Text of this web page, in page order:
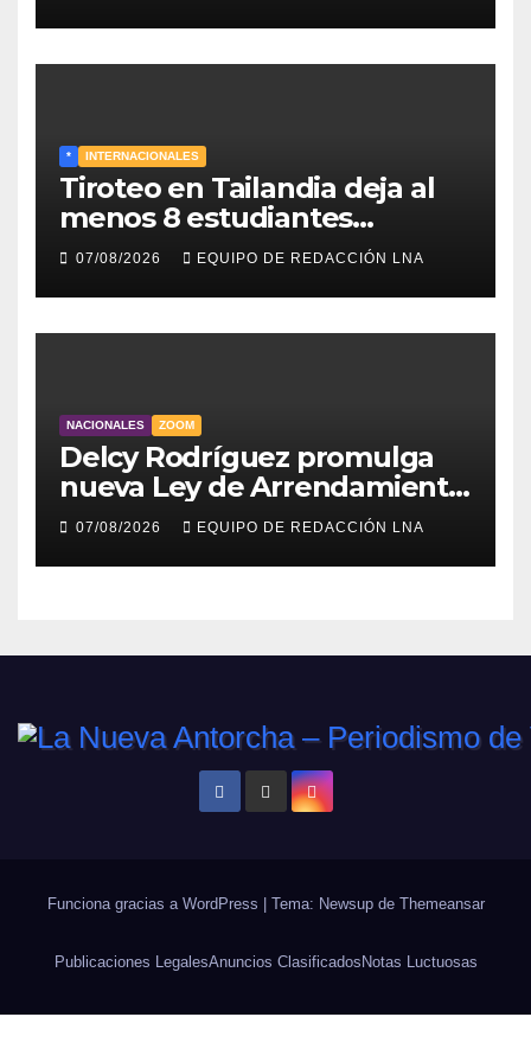
* INTERNACIONALES
Tiroteo en Tailandia deja al
menos 8 estudiantes
muertos y 30 heridos
07/08/2026 EQUIPO DE REDACCIÓN LNA
NACIONALES ZOOM
Delcy Rodríguez promulga
nueva Ley de Arrendamiento
para atender a familias
damnificadas
07/08/2026 EQUIPO DE REDACCIÓN LNA
Funciona gracias a WordPress Tema: Newsup de Themeansar
Publicaciones LegalesAnuncios ClasificadosNotas Luctuosas